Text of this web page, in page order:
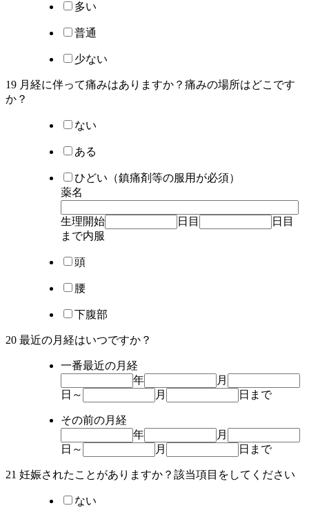
多い
普通
少ない
19 月経に伴って痛みはありますか？痛みの場所はどこです
か？
ない
ある
ひどい（鎮痛剤等の服用が必須）
薬名
生理開始 日目
日目
まで内服
頭
腰
下腹部
20 最近の月経はいつですか？
一番最近の月経
年
月
日 ～ 月 日 まで
その前の月経
年
月
日 ～ 月 日 まで
21 妊娠されたことがありますか？該当項目を してください
ない